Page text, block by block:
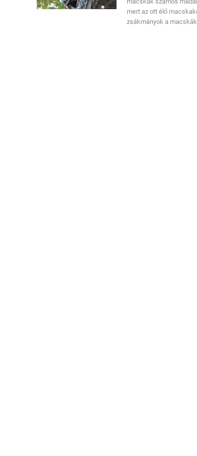
mert az ott élő
zsákmányok a